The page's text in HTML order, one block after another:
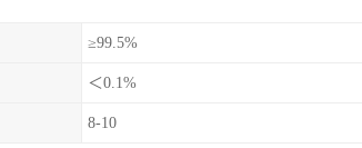
≥99.5%
＜0.1%
8-10